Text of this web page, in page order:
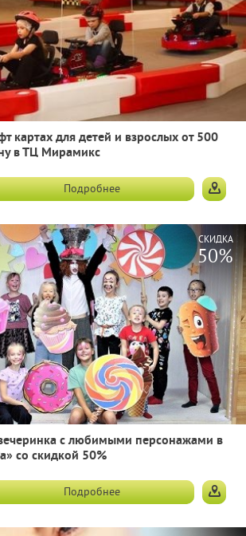
картах для детей и взрослых от 500
в ТЦ Мирамикс
Подробнее
СКИДКА
50%
с любимыми персонажами в
со скидкой 50%
Подробнее